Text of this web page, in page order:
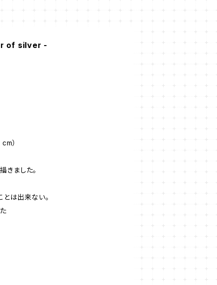
of silver -
）
きました。
は出来ない。